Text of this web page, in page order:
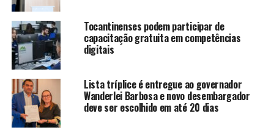
Tocantinenses podem participar de
capacitação gratuita em competências
digitais
Lista tríplice é entregue ao governador
Wanderlei Barbosa e novo desembargador
deve ser escolhido em até 20 dias